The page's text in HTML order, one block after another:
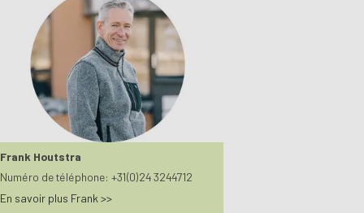
Frank Houtstra
Numéro de téléphone: +31(0)24 3244712
En savoir plus Frank >>